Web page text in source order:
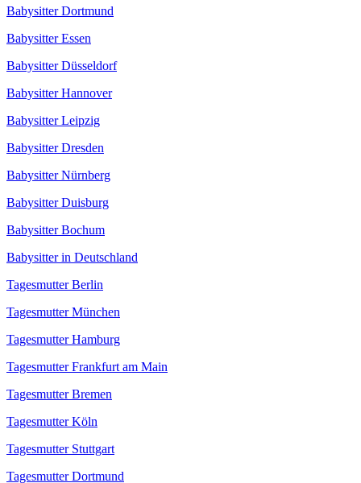
Babysitter Dortmund
Babysitter Essen
Babysitter Düsseldorf
Babysitter Hannover
Babysitter Leipzig
Babysitter Dresden
Babysitter Nürnberg
Babysitter Duisburg
Babysitter Bochum
Babysitter in Deutschland
Tagesmutter Berlin
Tagesmutter München
Tagesmutter Hamburg
Tagesmutter Frankfurt am Main
Tagesmutter Bremen
Tagesmutter Köln
Tagesmutter Stuttgart
Tagesmutter Dortmund